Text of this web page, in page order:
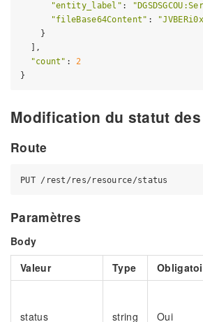
"entity_label" :
"fileBase64Content" :
    }
  ],
"count" : 2
Modification du statut
Route
Paramètres
Body
Valeur
Type
status string Oui